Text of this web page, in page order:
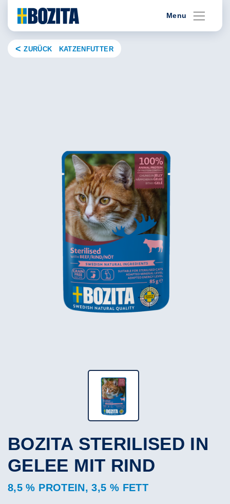
content
Menu
ZURÜCK KATZENFUTTER
BOZITA STERILISED IN
GELEE MIT RIND
8,5 % PROTEIN, 3,5 % FETT